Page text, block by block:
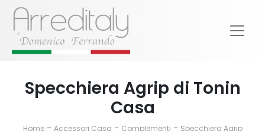
Specchiera Agrip di Tonin
Casa
Home- Accessori Casa - Complementi - Specchiera Agrip